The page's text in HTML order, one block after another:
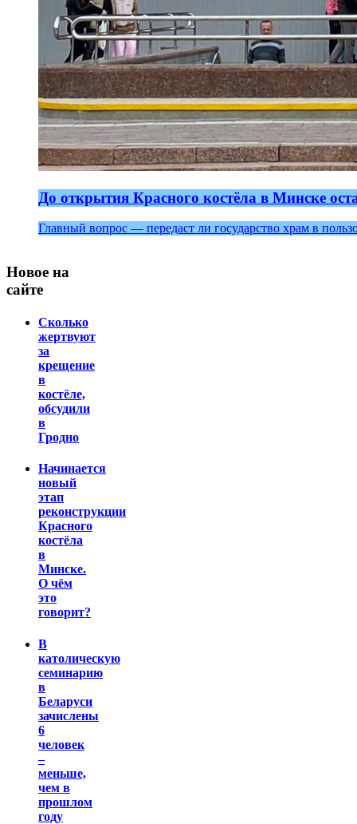
До открытия Красного костёла в Минске
Главный вопрос — передаст ли государство храм в
Новое на
сайте
Сколько
жертвуют
за
крещение
в
костёле,
обсудили
в
Гродно
Начинается
новый
этап
реконструкции
Красного
костёла
в
Минске.
О чём
это
говорит?
В
католическую
семинарию
в
Беларуси
зачислены
6
человек
–
меньше,
чем в
прошлом
году